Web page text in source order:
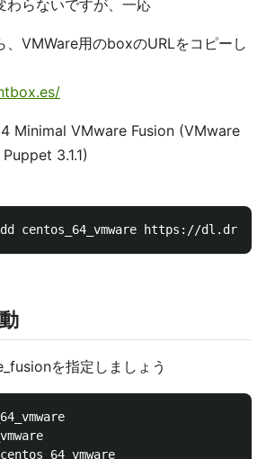
わらないですが、一応
、VMWare用のboxのURLをコピーし
Minimal VMware Fusion (VMware
3.1.1)
を指定しましょう